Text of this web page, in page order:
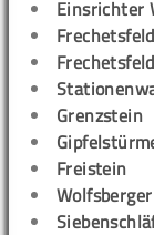
Einsrichter
Grenzstein
Freistein